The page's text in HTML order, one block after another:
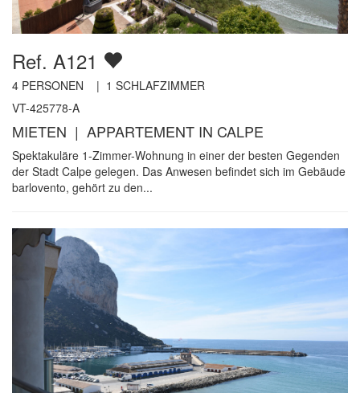
Ref. A121
4 PERSONEN | 1 SCHLAFZIMMER
VT-425778-A
MIETEN | APPARTEMENT IN CALPE
Spektakuläre 1-Zimmer-Wohnung in einer der besten Gegenden
der Stadt Calpe gelegen. Das Anwesen befindet sich im Gebäude
barlovento, gehört zu den...